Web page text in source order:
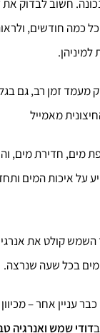
חשוב לבדוק
כמה חודשים,
למיניהן.
מעמד זמן רב, גם
מאמייל
מים, חדירת מים,
על איכות המים
השמש קולט את
בכל שעה שנרצה.
עניין אחר –
דודי שמש ואנרגיה